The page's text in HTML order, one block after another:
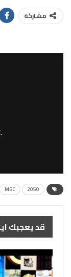
مشاركة
2050
MBC
قد يعجبك